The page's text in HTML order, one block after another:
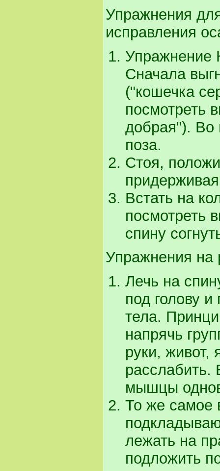
Упражнения
исправления
Упражнение
Сначала
("кошечка
посмотреть
добрая"). Во
поза.
Стоя,
Встать на
посмотреть
спину
Упражнения на
Лечь на
под голову
тела.
напрячь
руки, живот,
расслабить.
мышцы
То же самое
лежать на
подложить